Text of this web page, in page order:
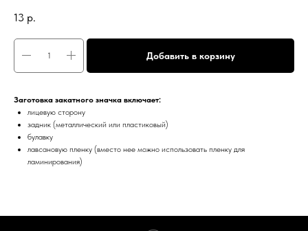
13 р.
Добавить в корзину
Заготовка закатного значка включает:
лицевую сторону
задник (металлический или пластиковый)
булавку
лавсановую пленку (вместо нее можно использовать пленку для
ламинирования)